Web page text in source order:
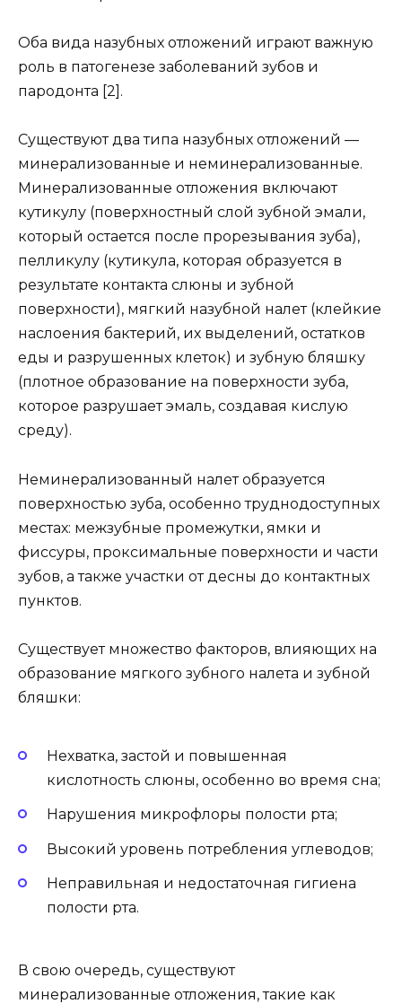
Оба вида назубных отложений играют важную
роль в патогенезе заболеваний зубов и
пародонта [2].
Существуют два типа назубных отложений —
минерализованные и неминерализованные.
Минерализованные отложения включают
кутикулу (поверхностный слой зубной эмали,
который остается после прорезывания зуба),
пелликулу (кутикула, которая образуется в
результате контакта слюны и зубной
поверхности), мягкий назубной налет (клейкие
наслоения бактерий, их выделений, остатков
еды и разрушенных клеток) и зубную бляшку
(плотное образование на поверхности зуба,
которое разрушает эмаль, создавая кислую
среду).
Неминерализованный налет образуется
поверхностью зуба, особенно труднодоступных
местах: межзубные промежутки, ямки и
фиссуры, проксимальные поверхности и части
зубов, а также участки от десны до контактных
пунктов.
Существует множество факторов, влияющих на
образование мягкого зубного налета и зубной
бляшки:
Нехватка, застой и повышенная
кислотность слюны, особенно во время сна;
Нарушения микрофлоры полости рта;
Высокий уровень потребления углеводов;
Неправильная и недостаточная гигиена
полости рта.
В свою очередь, существуют
минерализованные отложения, такие как